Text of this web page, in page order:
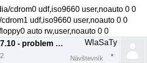
cdrom0 udf,iso9660 user,noauto 0 0
udf,iso9660 user,noauto 0 0
auto rw,user,noauto 0 0
Re: Ubuntu 7.10 - problem s bootovanim
WlaSaTy
Návštevník